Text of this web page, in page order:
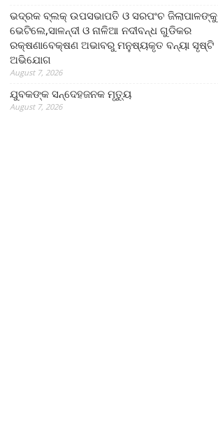
ଭଦ୍ରକ ବ୍ଲକ୍ ଉପସଭାପତି ଓ ସରପଂଚ ଜିଲାପାଳଙ୍କୁ
ଭେଟିଲେ,ସାଳନ୍ଦୀ ଓ ନାଳିଆ ନଦୀବନ୍ଧ ଗୁଡିକର
ରକ୍ଷଣାବେକ୍ଷଣ ଅଭାବରୁ ମନୁଷ୍ୟକୃତ ବନ୍ୟା ସୃଷ୍ଟି
ଅଭିଯୋଗ
August 7, 2026
ଯୁବକଙ୍କ ସନ୍ଦେହଜନକ ମୃତ୍ୟୁ
August 7, 2026